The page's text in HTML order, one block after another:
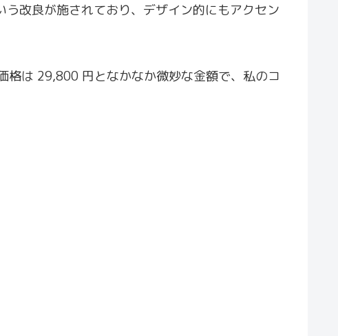
改良が施されており、デザイン的にもアクセン
格は 29,800 円となかなか微妙な金額で、私のコ